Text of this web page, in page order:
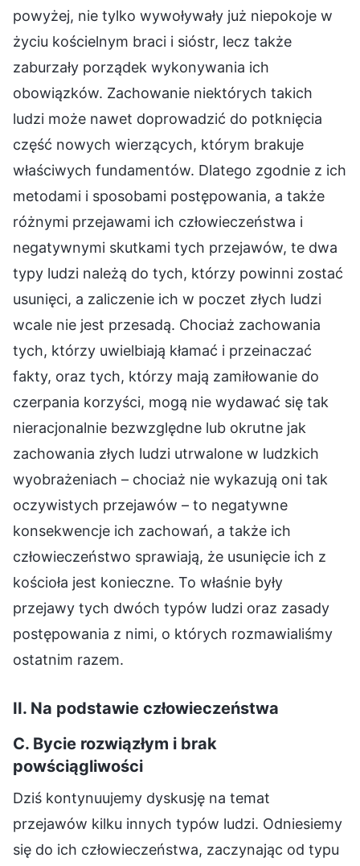
powyżej, nie tylko wywoływały już niepokoje w
życiu kościelnym braci i sióstr, lecz także
zaburzały porządek wykonywania ich
obowiązków. Zachowanie niektórych takich
ludzi może nawet doprowadzić do potknięcia
część nowych wierzących, którym brakuje
właściwych fundamentów. Dlatego zgodnie z ich
metodami i sposobami postępowania, a także
różnymi przejawami ich człowieczeństwa i
negatywnymi skutkami tych przejawów, te dwa
typy ludzi należą do tych, którzy powinni zostać
usunięci, a zaliczenie ich w poczet złych ludzi
wcale nie jest przesadą. Chociaż zachowania
tych, którzy uwielbiają kłamać i przeinaczać
fakty, oraz tych, którzy mają zamiłowanie do
czerpania korzyści, mogą nie wydawać się tak
nieracjonalnie bezwzględne lub okrutne jak
zachowania złych ludzi utrwalone w ludzkich
wyobrażeniach – chociaż nie wykazują oni tak
oczywistych przejawów – to negatywne
konsekwencje ich zachowań, a także ich
człowieczeństwo sprawiają, że usunięcie ich z
kościoła jest konieczne. To właśnie były
przejawy tych dwóch typów ludzi oraz zasady
postępowania z nimi, o których rozmawialiśmy
ostatnim razem.
II. Na podstawie człowieczeństwa
C. Bycie rozwiązłym i brak
powściągliwości
Dziś kontynuujemy dyskusję na temat
przejawów kilku innych typów ludzi. Odniesiemy
się do ich człowieczeństwa, zaczynając od typu